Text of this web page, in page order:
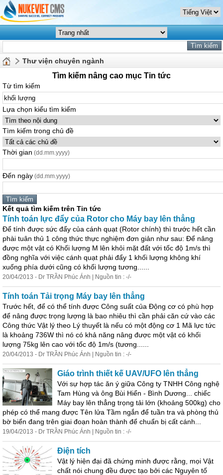
Thư viện chuyên ngành
Tìm kiếm nâng cao mục Tin tức
Từ tìm kiếm
Lựa chọn kiểu tìm kiếm
Tìm kiếm trong chủ đề
Thời gian (dd.mm.yyyy)
Đến ngày (dd.mm.yyyy)
Kết quả tìm kiếm trên Tin tức
Tính toán lực đẩy của Rotor cho Máy bay lên thẳng
Để tính được sức đẩy của cánh quạt (Rotor chính) thì trước hết cần
phài tuân thủ 1 công thức thực nghiệm đơn giản như sau: Để nâng
được một vật có Khối lượng M lên khỏi mặt đất với tốc độ 1m/s thì
đồng nghĩa với việc cánh quạt phải đẩy 1 khối lượng không khí
xuống phía dưới cũng có khối lượng tương......
20/04/2013 - Dr TRẦN Phúc Ánh | Nguồn tin : -/-
Tính toán Tải trọng Máy bay lên thẳng
Trước hết, để có thể tính được Công suất của Động cơ có phù hợp
để nâng được trọng lượng là bao nhiêu thì cần phải căn cứ vào các
Công thức Vật lý theo Lý thuyết là nếu có một động cơ 1 Mã lực tức
là khoảng 736W thì nó có khả năng nâng được một vật có khối
lượng 75kg lên cao với tốc độ 1m/s (tương......
20/04/2013 - Dr TRẦN Phúc Ánh | Nguồn tin : -/-
Giáo trình thiết kế UAV/UFO lên thẳng
Với sự hợp tác ăn ý giữa Công ty TNHH Công nghệ
Tam Hùng và ông Bùi Hiển - Bình Dương... chiếc
Máy bay lên thẳng trọng tải lớn (khoảng 500kg) cho
phép có thể mang được Tên lửa Tầm ngắn để tuần tra và phòng thủ
bờ biển đang trên giai đoạn hoàn thành để chuẩn bị cất cánh...
19/04/2013 - Dr TRẦN Phúc Ánh | Nguồn tin : -/-
Điện tích
Vật lý hiện đại đã chứng minh được rằng, mọi Vật
chất nói chung đều được tạo bởi các Nguyên tố